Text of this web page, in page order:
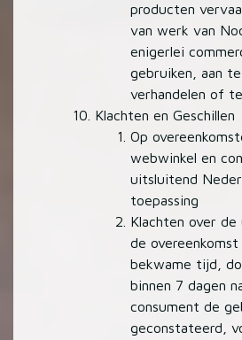
producten
van werk van
enigerlei
gebruiken, aan
verhandelen of
Klachten en Geschillen
Op
webwinkel en
uitsluitend
toepassing
Klachten over
de
bekwame tijd,
binnen 7 dagen
consument de
geconstateerd,